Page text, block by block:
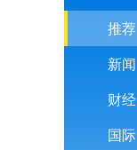
推荐
新闻
财经
国际